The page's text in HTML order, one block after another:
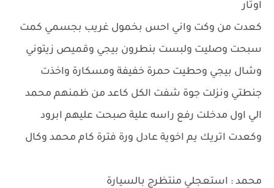
اوتار
كعدت من وكت واني احس بخمول غريب بجسمي كمت
سبحت وصليت ولبست بنطرون بيجي وقميص زيتوني
وشال بيجي وحطيت حمرة خفيفة ومسكارة واخذت
جنطتي ونزلت جوة شفت الكل كاعد من ظمنهم محمد
الي اول مدخلت رفع راسه علية صبحت عليهم ابرود
وكعدت اتريك يم اخوية عادل ورة فترة كام محمد وكال
محمد : استعجلي منتظرج بالسيارة